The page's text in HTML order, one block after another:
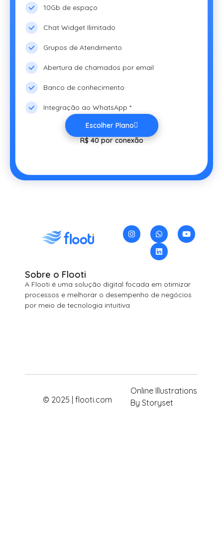
10Gb de espaço
Chat Widget Ilimitado
Grupos de Atendimento
Abertura de chamados por email
Banco de conhecimento
Integração ao WhatsApp *
Escolher Plano
R$ 40 por conexão
Sobre o Flooti
A Flooti é uma solução digital focada em otimizar
processos e melhorar o desempenho de negócios
por meio de tecnologia intuitiva
© 2025 | flooti.com
Online Illustrations
By Storyset